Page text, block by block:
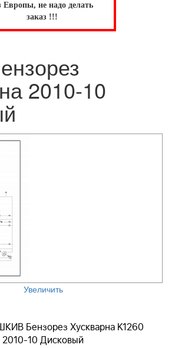
Европы, не надо делать
заказ !!!
2010-10
Увеличить
Бензорез Хускварна K1260
2010-10 Дисковый